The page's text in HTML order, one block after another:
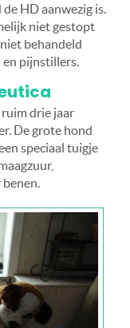
HD aanwezig is.
niet gestopt
behandeld
pijnstillers.
drie jaar
De grote hond
speciaal tuigje